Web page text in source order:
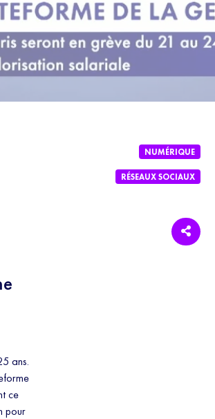
ans.
ce
pour
NUMÉRIQUE
RÉSEAUX SOCIAUX